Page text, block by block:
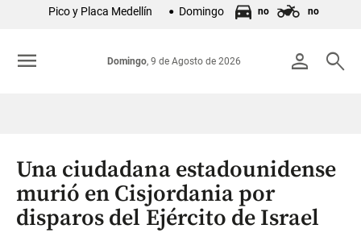
Colombia
Pico y Placa Medellín Domingo no no
person search
Domingo, 9 de Agosto de 2026
menu
Una ciudadana estadounidense
murió en Cisjordania por
disparos del Ejército de Israel